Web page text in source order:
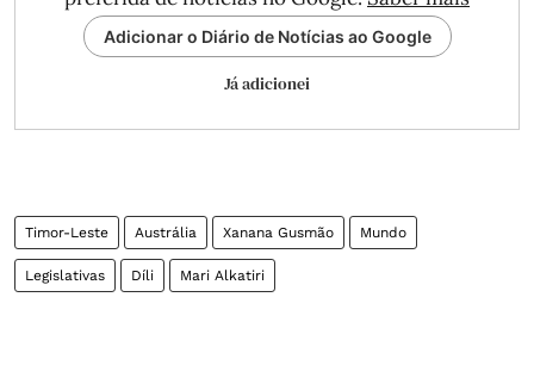
Adicionar o Diário de Notícias ao Google
Já adicionei
Timor-Leste Austrália Xanana Gusmão Mundo
Legislativas Díli Mari Alkatiri